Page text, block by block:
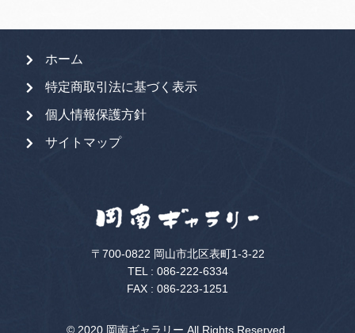
ホーム
特定商取引法に基づく表示
個人情報保護方針
サイトマップ
〒700-0822 岡山市北区表町1-3-22
TEL : 086-222-6334
FAX : 086-223-1251
© 2020 岡南ギャラリー All Rights Reserved.